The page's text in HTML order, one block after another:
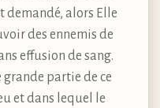
demandé, alors Elle
des ennemis de
effusion de sang.
partie de ce
et dans lequel le